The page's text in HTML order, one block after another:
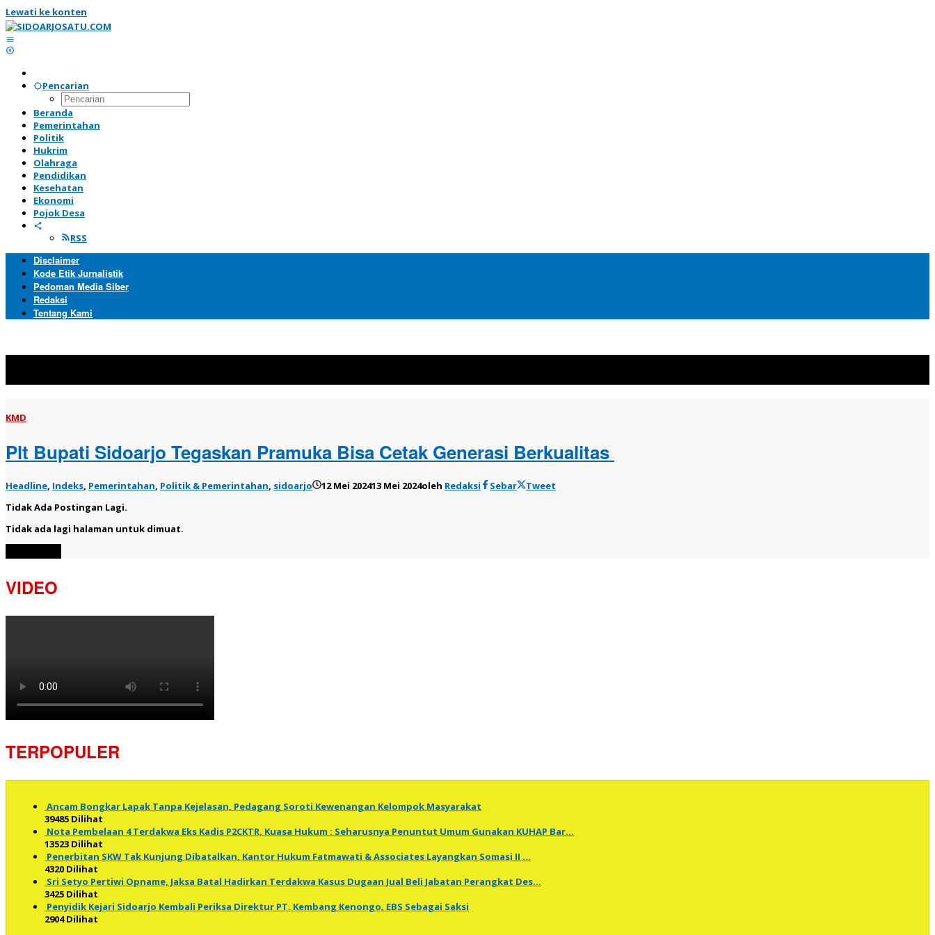
Lewati ke konten
Pencarian
Beranda
Pemerintahan
Politik
Hukrim
Olahraga
Pendidikan
Kesehatan
Ekonomi
Pojok Desa
RSS
Disclaimer
Kode Etik Jurnalistik
Pedoman Media Siber
Redaksi
Tentang Kami
KMD
Plt Bupati Sidoarjo Tegaskan Pramuka Bisa Cetak Generasi Berkualitas
Headline, Indeks, Pemerintahan, Politik & Pemerintahan, sidoarjo 12 Mei 202413 Mei 2024oleh Redaksi Sebar
Tweet
Tidak Ada Postingan Lagi.
Tidak ada lagi halaman untuk dimuat.
VIDEO
TERPOPULER
Ancam Bongkar Lapak Tanpa Kejelasan, Pedagang Soroti Kewenangan Kelompok Masyarakat
39485 Dilihat
Nota Pembelaan 4 Terdakwa Eks Kadis P2CKTR, Kuasa Hukum : Seharusnya Penuntut Umum Gunakan KUHAP Bar…
13523 Dilihat
Penerbitan SKW Tak Kunjung Dibatalkan, Kantor Hukum Fatmawati & Associates Layangkan Somasi II …
4320 Dilihat
Sri Setyo Pertiwi Opname, Jaksa Batal Hadirkan Terdakwa Kasus Dugaan Jual Beli Jabatan Perangkat Des…
3425 Dilihat
Penyidik Kejari Sidoarjo Kembali Periksa Direktur PT. Kembang Kenongo, EBS Sebagai Saksi
2904 Dilihat